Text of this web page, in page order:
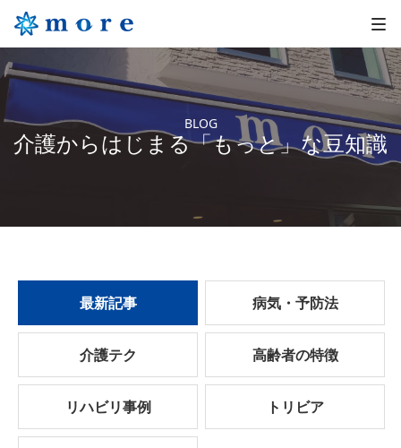
BLOG
介護からはじまる「もっと」な豆知識
最新記事 病気・予防法
介護テク 高齢者の特徴
リハビリ事例 トリビア